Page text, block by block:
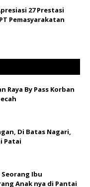
27 Prestasi
Pemasyarakatan
Raya By Pass Korban
Di Batas Nagari,
Patai
Seorang Ibu
Anak nya di Pantai